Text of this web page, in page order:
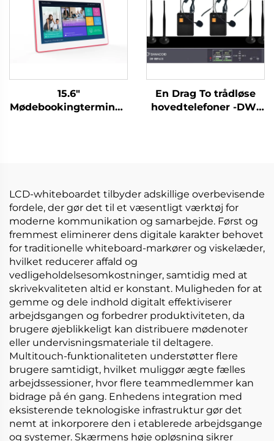
15.6"
Mødebookingterminal-
En Drag To trådløse
hovedtelefoner -DW-
LCD-whiteboardet tilbyder adskillige overbevisende
fordele, der gør det til et væsentligt værktøj for
moderne kommunikation og samarbejde. Først og
fremmest eliminerer dens digitale karakter behovet
for traditionelle whiteboard-markører og viskelæder,
hvilket reducerer affald og
vedligeholdelsesomkostninger, samtidig med at
skrivekvaliteten altid er konstant. Muligheden for at
gemme og dele indhold digitalt effektiviserer
arbejdsgangen og forbedrer produktiviteten, da
brugere øjeblikkeligt kan distribuere mødenoter
eller undervisningsmateriale til deltagere.
Multitouch-funktionaliteten understøtter flere
brugere samtidigt, hvilket muliggør ægte fælles
arbejdssessioner, hvor flere teammedlemmer kan
bidrage på én gang. Enhedens integration med
eksisterende teknologiske infrastruktur gør det
nemt at inkorporere den i etablerede arbejdsgange
og systemer. Skærmens høje opløsning sikrer